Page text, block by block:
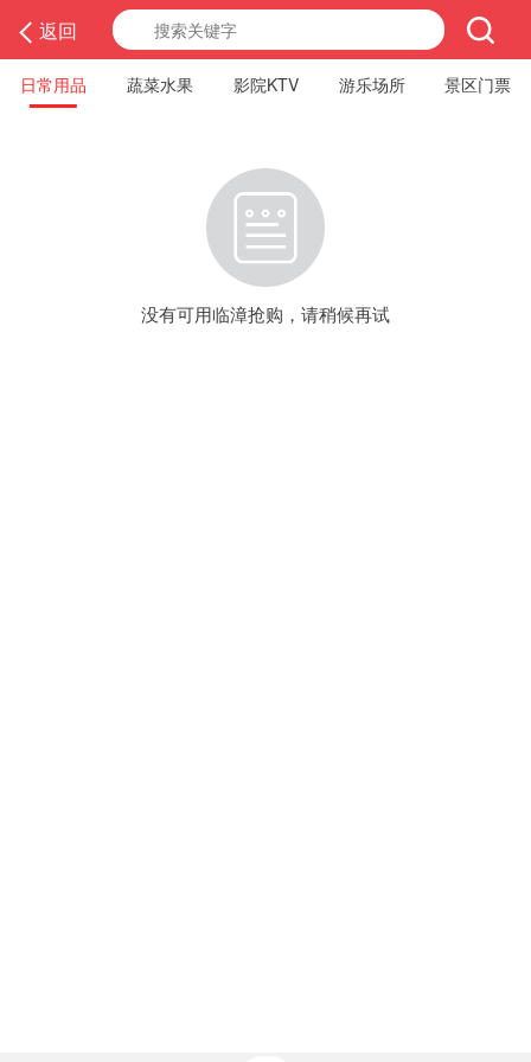
返回
日常用品 蔬菜水果 影院KTV 游乐场所 景区门票
没有可用临漳抢购，请稍候再试